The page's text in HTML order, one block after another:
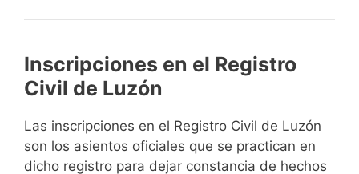
Inscripciones en el Registro
Civil de Luzón
Las inscripciones en el Registro Civil de Luzón
son los asientos oficiales que se practican en
dicho registro para dejar constancia de hechos